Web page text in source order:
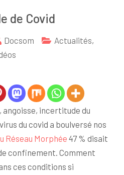
de Covid
Docsom Actualités,
incertitude du
du covid a boulversé nos
Réseau Morphée 47 % disait
confinement. Comment
ces conditions si